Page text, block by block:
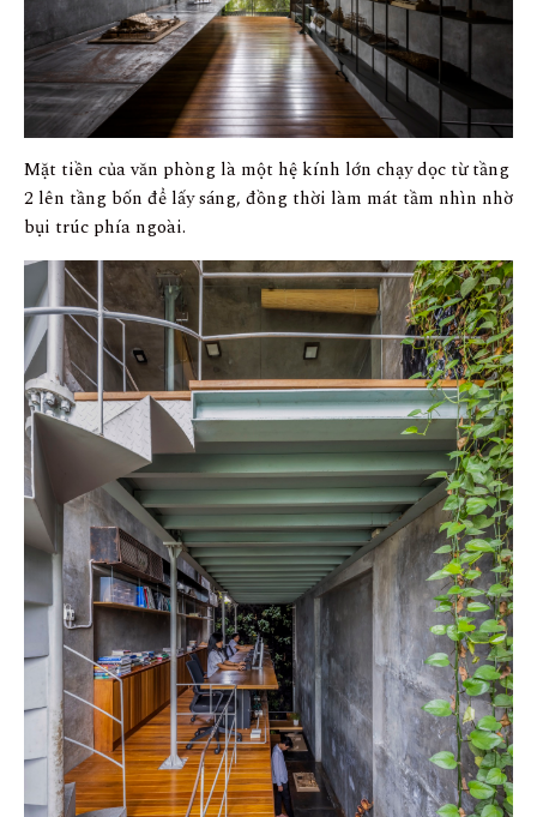
Mặt tiền của văn phòng là một hệ kính lớn chạy dọc từ tầng
2 lên tầng bốn để lấy sáng, đồng thời làm mát tầm nhìn nhờ
bụi trúc phía ngoài.